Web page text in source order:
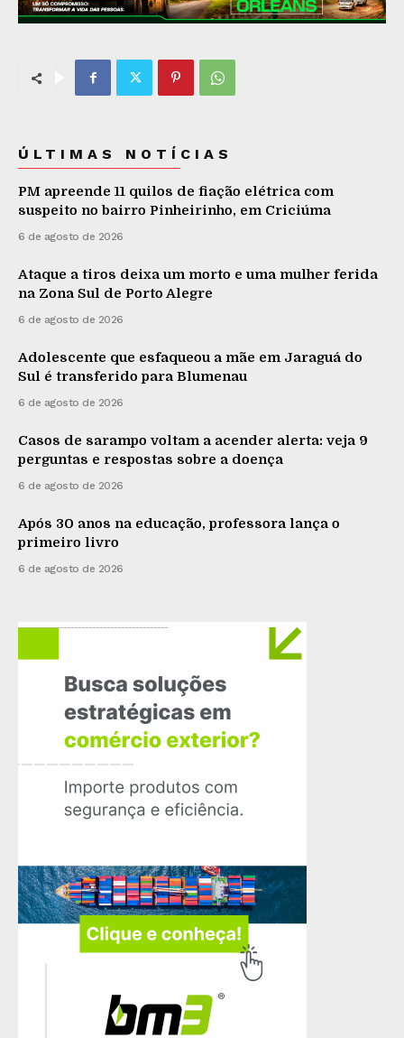
ÚLTIMAS NOTÍCIAS
PM apreende 11 quilos de fiação elétrica com
suspeito no bairro Pinheirinho, em Criciúma
6 de agosto de 2026
Ataque a tiros deixa um morto e uma mulher ferida
na Zona Sul de Porto Alegre
6 de agosto de 2026
Adolescente que esfaqueou a mãe em Jaraguá do
Sul é transferido para Blumenau
6 de agosto de 2026
Casos de sarampo voltam a acender alerta: veja 9
perguntas e respostas sobre a doença
6 de agosto de 2026
Após 30 anos na educação, professora lança o
primeiro livro
6 de agosto de 2026